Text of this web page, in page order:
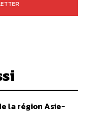
la région Asie-